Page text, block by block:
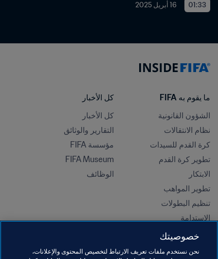
01:33 16 أبريل 2025
ما يقوم به FIFA
الشؤون القانونية
نظام الانتقالات
كرة القدم للسيدات
تطوير كرة القدم
الابتكار
تطوير المواهب
تنظيم البطولات
الاستدامة
حقوق الإنسان ومناهضة التمييز
كل الأخبار
كل الأخبار
التقارير والوثائق
مؤسسة FIFA
FIFA Museum
الوظائف
خصوصيتك
نحن نستخدم ملفات تعريف الارتباط لتخصيص المحتوى والإعلانات،